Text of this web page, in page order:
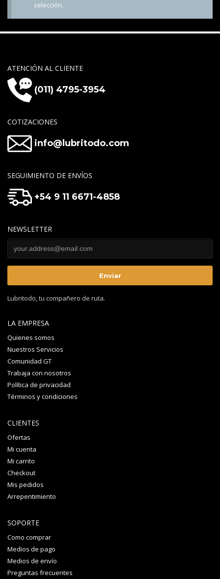
selección.
ATENCIÓN AL CLIENTE
(011) 4795-3954
COTIZACIONES
info@lubritodo.com
SEGUIMIENTO DE ENVÍOS
+54 9 11 6671-4858
NEWSLETTER
Lubritodo, tu compañero de ruta.
LA EMPRESA
Quienes somos
Nuestros Servicios
Comunidad GT
Trabaja con nosotros
Política de privacidad
Términos y condiciones
CLIENTES
Ofertas
Mi cuenta
Mi carrito
Checkout
Mis pedidos
Arrepentimiento
SOPORTE
Como comprar
Medios de pago
Medios de envío
Preguntas frecuentes